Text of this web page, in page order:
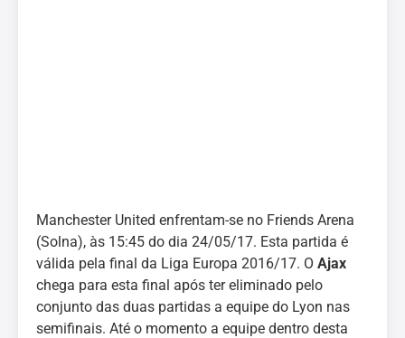
Manchester United enfrentam-se no Friends Arena
(Solna), às 15:45 do dia 24/05/17. Esta partida é
válida pela final da Liga Europa 2016/17. O Ajax
chega para esta final após ter eliminado pelo
conjunto das duas partidas a equipe do Lyon nas
semifinais. Até o momento a equipe dentro desta